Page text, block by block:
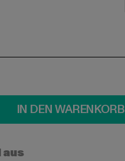
IN DEN WARENKORB